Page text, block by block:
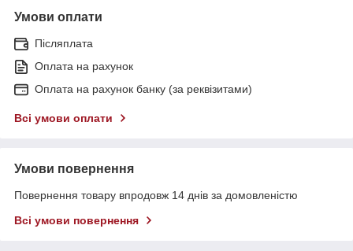
Умови оплати
Післяплата
Оплата на рахунок
Оплата на рахунок банку (за реквізитами)
Всі умови оплати
Умови повернення
Повернення товару впродовж 14 днів за домовленістю
Всі умови повернення